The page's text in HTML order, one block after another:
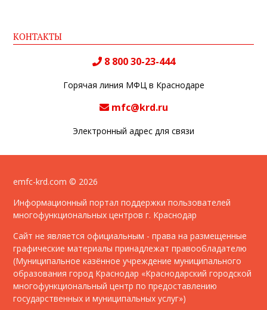
КОНТАКТЫ
8 800 30-23-444
Горячая линия МФЦ в Краснодаре
mfc@krd.ru
Электронный адрес для связи
emfc-krd.com © 2026
Информационный портал поддержки пользователей
многофункциональных центров г. Краснодар
Сайт не является официальным - права на размещенные
графические материалы принадлежат правообладателю
(Муниципальное казённое учреждение муниципального
образования город Краснодар «Краснодарский городской
многофункциональный центр по предоставлению
государственных и муниципальных услуг»)